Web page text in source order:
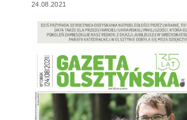
24.08.2021